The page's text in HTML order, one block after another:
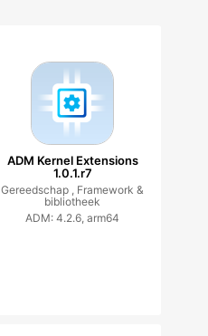
ADM Kernel Extensions
1.0.1.r7
Gereedschap , Framework &
bibliotheek
ADM: 4.2.6, arm64